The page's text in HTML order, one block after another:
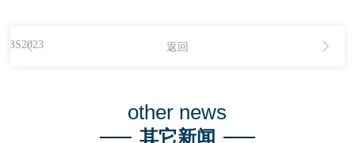
返回
other news
其它新闻